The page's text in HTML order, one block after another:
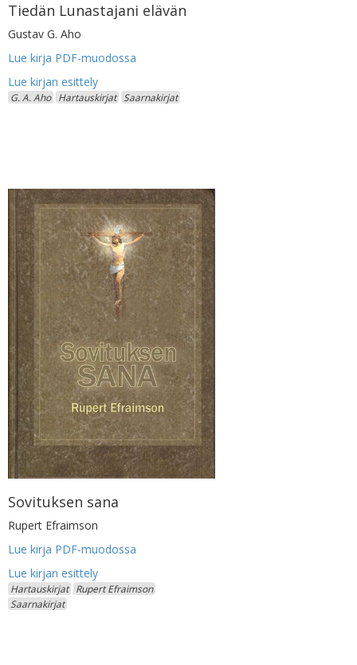
Tiedän Lunastajani elävän
Gustav G. Aho
Lue kirja PDF-muodossa
G. A. Aho Hartauskirjat Saarnakirjat
Sovituksen sana
Rupert Efraimson
Lue kirja PDF-muodossa
Hartauskirjat
Rupert Efraimson
Saarnakirjat